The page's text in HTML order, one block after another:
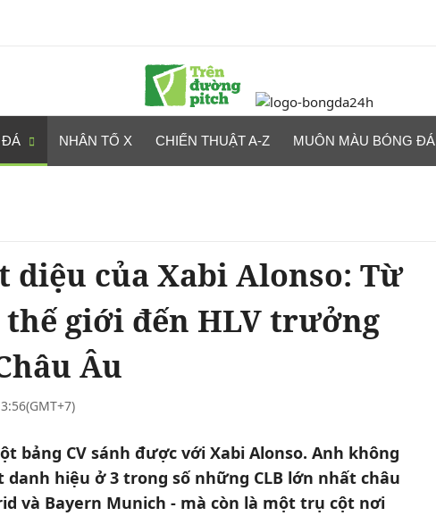
ĐÁ NHÂN TỐ X CHIẾN THUẬT A-Z MUÔN MÀU BÓNG ĐÁ
của Xabi Alonso: Từ
thế giới đến HLV trưởng
Âu
bảng CV sánh được với Xabi Alonso. Anh không
hiệu ở 3 trong số những CLB lớn nhất châu
và Bayern Munich - mà còn là một trụ cột nơi